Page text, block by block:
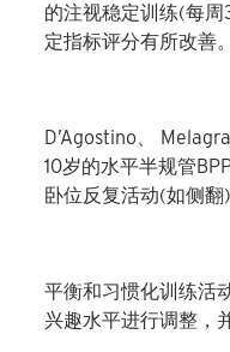
的注视稳定训练(每周
定指标评分有所改善。
D’Agostino、
10岁的水平半规管
卧位反复活动(如侧翻)
平衡和习惯化训练活
兴趣水平进行调整，